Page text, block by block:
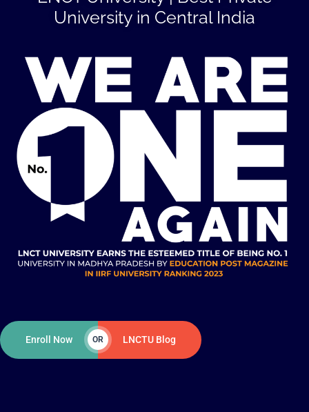
University in Central India
Enroll Now OR LNCTU Blog